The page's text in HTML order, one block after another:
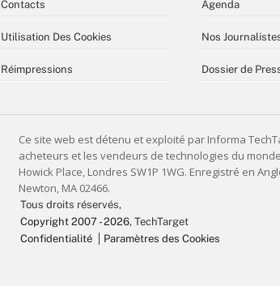
Contacts
Utilisation Des Cookies
Réimpressions
Agenda
Nos
Dossier de
Tous droits réservés,
Copyright 2007 - 2026, TechTarget
Confidentialité
Paramètres des Cookies